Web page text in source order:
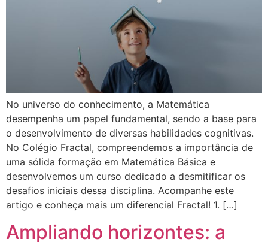
No universo do conhecimento, a Matemática
desempenha um papel fundamental, sendo a base para
o desenvolvimento de diversas habilidades cognitivas.
No Colégio Fractal, compreendemos a importância de
uma sólida formação em Matemática Básica e
desenvolvemos um curso dedicado a desmitificar os
desafios iniciais dessa disciplina. Acompanhe este
artigo e conheça mais um diferencial Fractal! 1. […]
Ampliando horizontes: a